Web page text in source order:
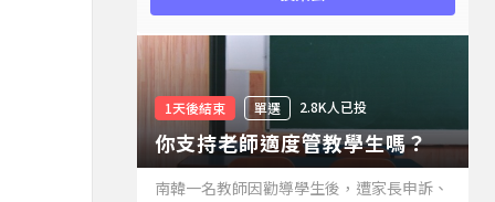
1天後結束 單選 2.8K人已投
你支持老師適度管教學生嗎？
南韓一名教師因勸導學生後，遭家長申訴、